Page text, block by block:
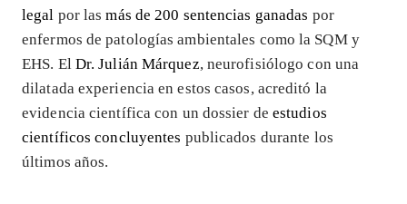
legal por lasmás de 200 sentencias ganadas por
enfermos de patologías ambientales como la SQM y
EHS. El Dr. Julián Márquez, neurofisiólogo con una
dilatada experiencia en estos casos, acreditó la
evidencia científica con un dossier de estudios
científicos concluyentes publicados durante los
últimos años.